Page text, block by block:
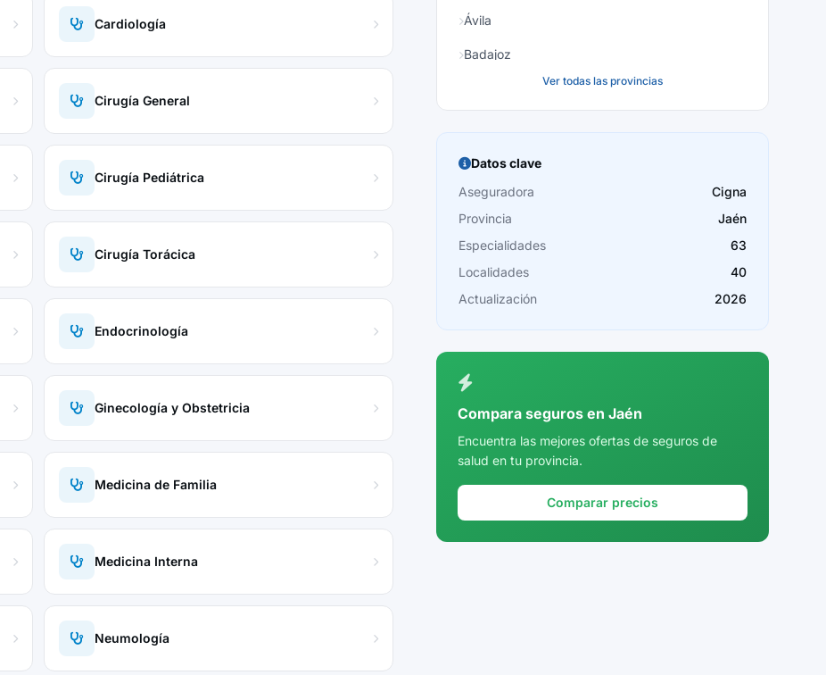
Cardiología
Cirugía General
Cirugía Pediátrica
Cirugía Torácica
Endocrinología
Ginecología y Obstetricia
Medicina de Familia
Medicina Interna
Neumología
Ávila
Badajoz
Burgos
Cáceres
Cádiz
Cantabria
Castellón
Córdoba
Cuenca
Girona
Ver todas las provincias
Datos clave
Aseguradora
Cigna
Provincia
Jaén
Especialidades
63
Localidades
40
Actualización
2026
Compara seguros en Jaén
Encuentra las mejores ofertas de seguros de
salud en tu provincia.
Comparar precios